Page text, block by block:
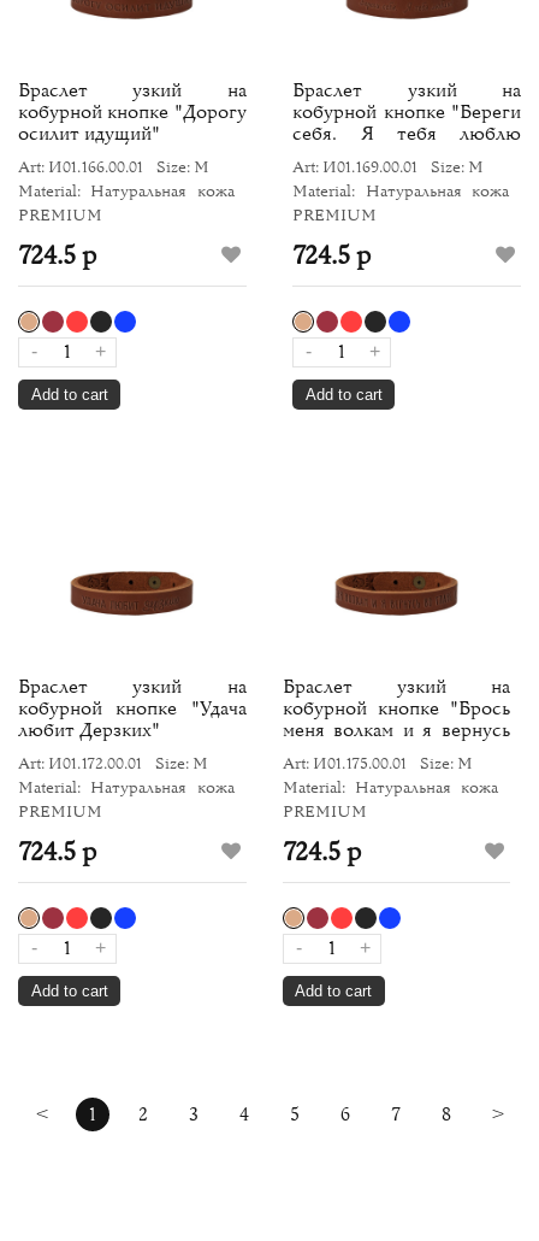
Браслет узкий на
кобурной кнопке "Дорогу
осилит идущий"
Art: И01.166.00.01
Size: M
Material: Натуральная кожа
PREMIUM
724.5 р
- +
Add to cart
Браслет узкий на
кобурной кнопке "Береги
себя. Я тебя люблю
(маленький)"
Art: И01.169.00.01
Size: M
Material: Натуральная кожа
PREMIUM
724.5 р
- +
Add to cart
Браслет узкий на
кобурной кнопке "Удача
любит Дерзких"
Art: И01.172.00.01
Size: M
Material: Натуральная кожа
PREMIUM
724.5 р
- +
Add to cart
Браслет узкий на
кобурной кнопке "Брось
меня волкам и я вернусь
во главе стаи"
Art: И01.175.00.01
Size: M
Material: Натуральная кожа
PREMIUM
724.5 р
- +
Add to cart
< 1 2 3 4 5 6 7 8 >